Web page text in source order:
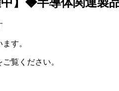
中】◆半導体関連
す。
覧ください。